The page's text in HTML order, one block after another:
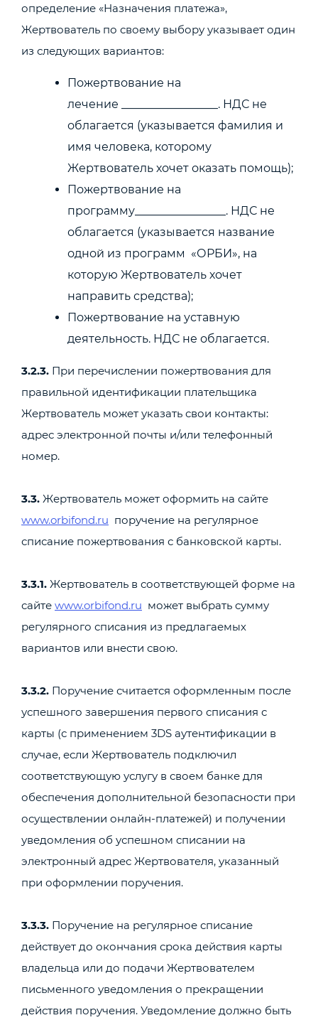
определение «Назначения платежа»,
Жертвователь по своему выбору указывает один
из следующих вариантов:
Пожертвование на
лечение _________________. НДС не
облагается (указывается фамилия и
имя человека, которому
Жертвователь хочет оказать помощь);
Пожертвование на
программу________________. НДС не
облагается (указывается название
одной из программ «ОРБИ», на
которую Жертвователь хочет
направить средства);
Пожертвование на уставную
деятельность. НДС не облагается.
3.2.3. При перечислении пожертвования для
правильной идентификации плательщика
Жертвователь может указать свои контакты:
адрес электронной почты и/или телефонный
номер.
3.3. Жертвователь может оформить на сайте
www.orbifond.ru поручение на регулярное
списание пожертвования с банковской карты.
3.3.1. Жертвователь в соответствующей форме на
сайте www.orbifond.ru может выбрать сумму
регулярного списания из предлагаемых
вариантов или внести свою.
3.3.2. Поручение считается оформленным после
успешного завершения первого списания с
карты (с применением 3DS аутентификации в
случае, если Жертвователь подключил
соответствующую услугу в своем банке для
обеспечения дополнительной безопасности при
осуществлении онлайн-платежей) и получении
уведомления об успешном списании на
электронный адрес Жертвователя, указанный
при оформлении поручения.
3.3.3. Поручение на регулярное списание
действует до окончания срока действия карты
владельца или до подачи Жертвователем
письменного уведомления о прекращении
действия поручения. Уведомление должно быть